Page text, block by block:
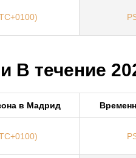
В течение
в Мадрид